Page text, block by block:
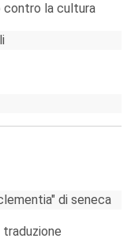
contro la cultura
di seneca